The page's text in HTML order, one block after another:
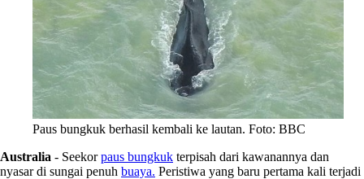
Paus bungkuk berhasil kembali ke lautan. Foto: BBC
Australia - Seekorpaus bungkuk terpisah dari kawanannya dan
nyasar di sungai penuh buaya. Peristiwa yang baru pertama kali terjadi